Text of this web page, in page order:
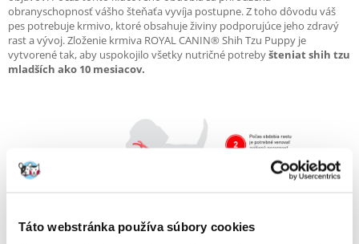
Táto webstránka používa súbory cookies
obranyschopnosť vášho šteňaťa vyvíja postupne. Z toho dôvodu váš
pes potrebuje krmivo, ktoré obsahuje živiny podporujúce jeho zdravý
rast a vývoj. Zloženie krmiva ROYAL CANIN® Shih Tzu Puppy je
vytvorené tak, aby uspokojilo všetky nutričné potrebyšteniat shih tzu
mladších ako 10 mesiacov.
Krmivo podporuje imunitný systémvášho šteňaťa hlavne vďaka